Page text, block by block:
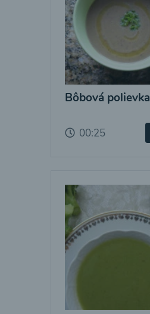
Bôbová polievka
00:25